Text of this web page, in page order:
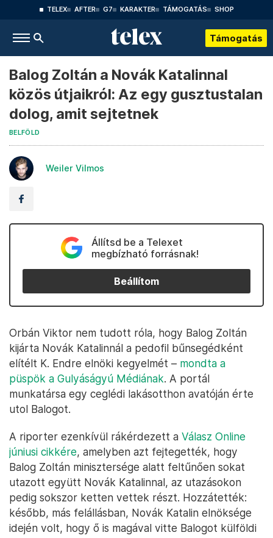
TELEX AFTER G7 KARAKTER TÁMOGATÁS SHOP
Támogatás
Balog Zoltán a Novák Katalinnal
közös útjaikról: Az egy gusztustalan
dolog, amit sejtetnek
BELFÖLD
Weiler Vilmos
Állítsd be a Telexet
megbízható forrásnak!
Beállítom
Orbán Viktor nem tudott róla, hogy Balog Zoltán
kijárta Novák Katalinnál a pedofil bűnsegédként
elítélt K. Endre elnöki kegyelmét – mondta a
püspök a Gulyáságyú Médiának. A portál
munkatársa egy ceglédi lakásotthon avatóján érte
utol Balogot.
A riporter ezenkívül rákérdezett a Válasz Online
júniusi cikkére, amelyben azt fejtegették, hogy
Balog Zoltán minisztersége alatt feltűnően sokat
utazott együtt Novák Katalinnal, az utazásokon
pedig sokszor ketten vettek részt. Hozzátették:
később, más felállásban, Novák Katalin elnöksége
idején volt, hogy ő is magával vitte Balogot külföldi